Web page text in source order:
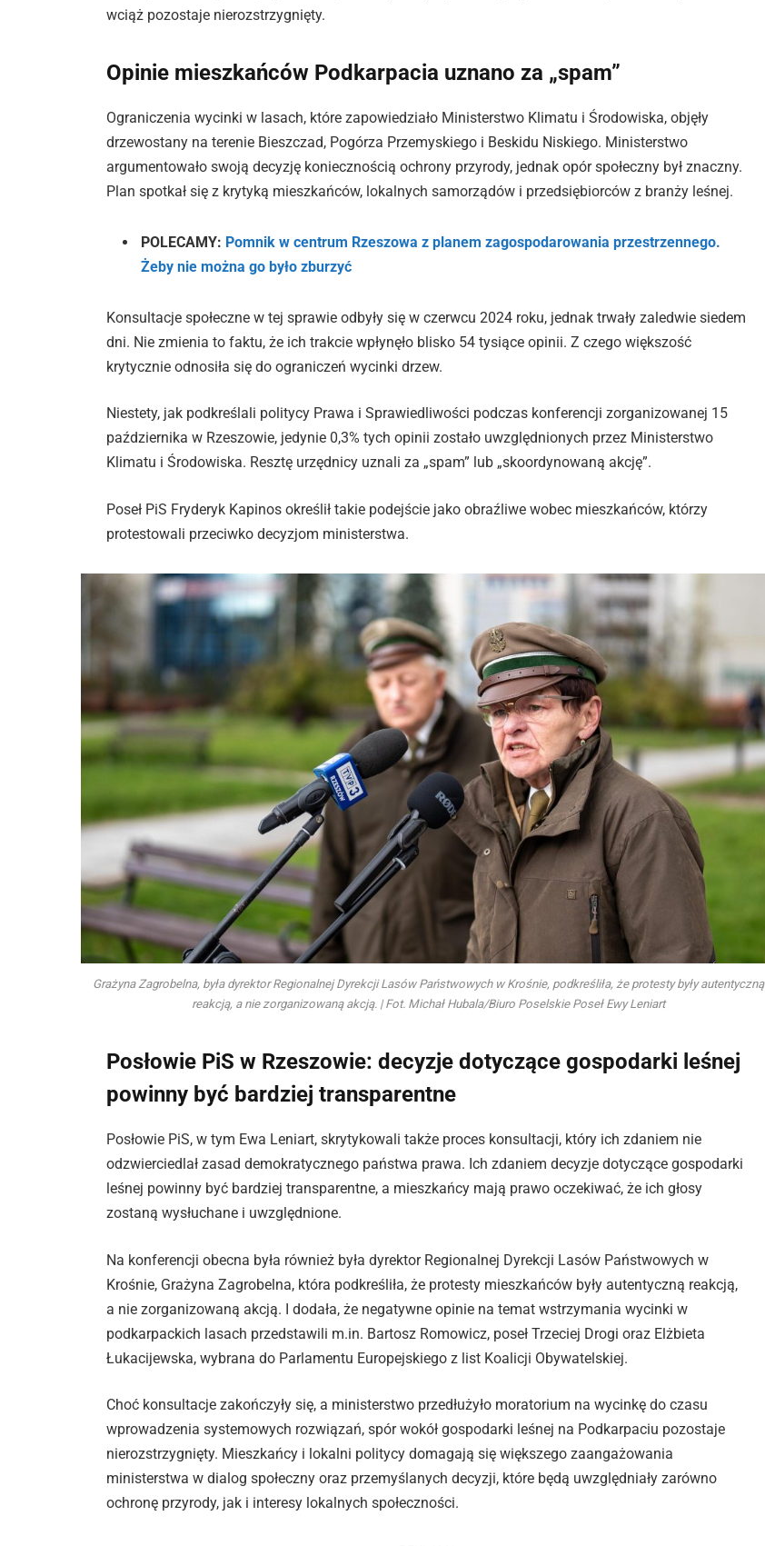
wciąż pozostaje nierozstrzygnięty.
Opinie mieszkańców Podkarpacia uznano za „spam”
Ograniczenia wycinki w lasach, które zapowiedziało Ministerstwo Klimatu i Środowiska, objęły
drzewostany na terenie Bieszczad, Pogórza Przemyskiego i Beskidu Niskiego. Ministerstwo
argumentowało swoją decyzję koniecznością ochrony przyrody, jednak opór społeczny był znaczny.
Plan spotkał się z krytyką mieszkańców, lokalnych samorządów i przedsiębiorców z branży leśnej.
POLECAMY: Pomnik w centrum Rzeszowa z planem zagospodarowania przestrzennego.
Żeby nie można go było zburzyć
Konsultacje społeczne w tej sprawie odbyły się w czerwcu 2024 roku, jednak trwały zaledwie siedem
dni. Nie zmienia to faktu, że ich trakcie wpłynęło blisko 54 tysiące opinii. Z czego większość
krytycznie odnosiła się do ograniczeń wycinki drzew.
Niestety, jak podkreślali politycy Prawa i Sprawiedliwości podczas konferencji zorganizowanej 15
października w Rzeszowie, jedynie 0,3% tych opinii zostało uwzględnionych przez Ministerstwo
Klimatu i Środowiska. Resztę urzędnicy uznali za „spam” lub „skoordynowaną akcję”.
Poseł PiS Fryderyk Kapinos określił takie podejście jako obraźliwe wobec mieszkańców, którzy
protestowali przeciwko decyzjom ministerstwa.
Grażyna Zagrobelna, była dyrektor Regionalnej Dyrekcji Lasów Państwowych w Krośnie, podkreśliła, że protesty były autentyczną
reakcją, a nie zorganizowaną akcją. | Fot. Michał Hubala/Biuro Poselskie Poseł Ewy Leniart
Posłowie PiS w Rzeszowie: decyzje dotyczące gospodarki leśnej
powinny być bardziej transparentne
Posłowie PiS, w tym Ewa Leniart, skrytykowali także proces konsultacji, który ich zdaniem nie
odzwierciedlał zasad demokratycznego państwa prawa. Ich zdaniem decyzje dotyczące gospodarki
leśnej powinny być bardziej transparentne, a mieszkańcy mają prawo oczekiwać, że ich głosy
zostaną wysłuchane i uwzględnione.
Na konferencji obecna była również była dyrektor Regionalnej Dyrekcji Lasów Państwowych w
Krośnie, Grażyna Zagrobelna, która podkreśliła, że protesty mieszkańców były autentyczną reakcją,
a nie zorganizowaną akcją. I dodała, że negatywne opinie na temat wstrzymania wycinki w
podkarpackich lasach przedstawili m.in. Bartosz Romowicz, poseł Trzeciej Drogi oraz Elżbieta
Łukacijewska, wybrana do Parlamentu Europejskiego z list Koalicji Obywatelskiej.
Choć konsultacje zakończyły się, a ministerstwo przedłużyło moratorium na wycinkę do czasu
wprowadzenia systemowych rozwiązań, spór wokół gospodarki leśnej na Podkarpaciu pozostaje
nierozstrzygnięty. Mieszkańcy i lokalni politycy domagają się większego zaangażowania
ministerstwa w dialog społeczny oraz przemyślanych decyzji, które będą uwzględniały zarówno
ochronę przyrody, jak i interesy lokalnych społeczności.